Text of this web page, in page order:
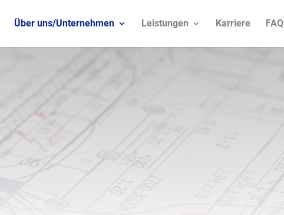
Über uns/Unternehmen Leistungen Karriere FAQ